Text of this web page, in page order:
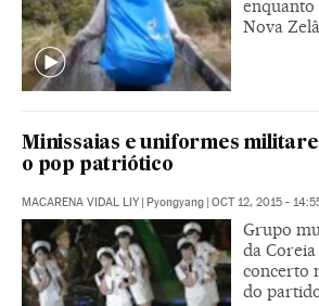
enquanto
Nova
Minissaias e uniformes
o pop patriótico
MACARENA VIDAL LIY | Pyongyang | OCT 12, 2015 -
Grupo
da
concerto
do